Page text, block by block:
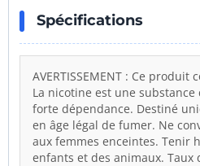
nicotine donnent un
»
Spécifications
AVERTISSEMENT : Ce
La nicotine est une
forte dépendance. Destiné
en âge légal de fumer. Ne
aux femmes enceintes. Tenir
enfants et des animaux. Taux